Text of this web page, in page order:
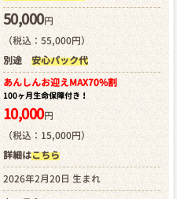
50,000円
（税込：55,000円）
別途 安心パック代
あんしんお迎えMAX70%割
100ヶ月生命保障付き！
10,000円
（税込：15,000円）
詳細はこちら
2026年2月20日 生まれ